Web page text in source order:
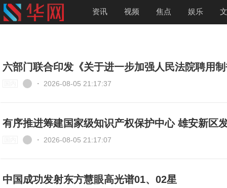
资讯 视频 焦点 娱乐
六部门联合印发《关于进一步加强人民法院聘用
⋅ 2026-08-05 21:17:37
有序推进筹建国家级知识产权保护中心 雄安新区
⋅ 2026-08-05 21:17:07
中国成功发射东方慧眼高光谱01、02星